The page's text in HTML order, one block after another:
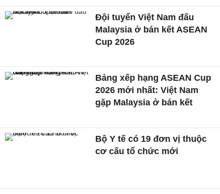
Đội tuyển Việt Nam đấu
Malaysia ở bán kết ASEAN
Cup 2026
Bảng xếp hạng ASEAN Cup
2026 mới nhất: Việt Nam
gặp Malaysia ở bán kết
Bộ Y tế có 19 đơn vị thuộc
cơ cấu tổ chức mới